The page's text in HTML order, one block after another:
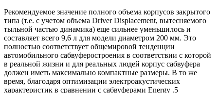
Рекомендуемое значение полного объема корпусов закрытого
типа (т.е. с учетом объема Driver Displacement, вытесняемого
тыльной частью динамика) еще сильнее уменьшилось и
составляет всего 9,6 л для модели диаметром 200 мм. Это
полностью соответствует общемировой тенденции
автомобильного сабвуферостроения в соответствии с которой
в реальной жизни и для реальных людей корпус сабвуфера
должен иметь максимально компактные размеры. В то же
время, благодаря оптимизации электроакустических
характеристик в сравнении с сабвуферами Energy .5